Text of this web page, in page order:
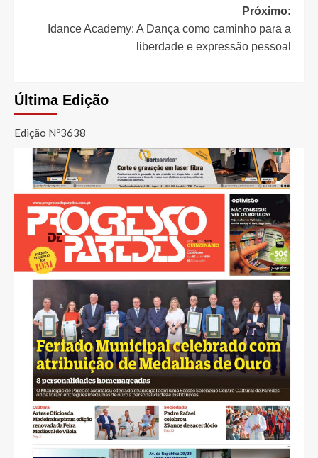
Próximo:
Idance Academy: A Dança como caminho para a
liberdade e expressão pessoal
Última Edição
Edição Nº3638